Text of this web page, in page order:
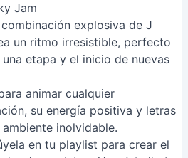
Jam
combinación explosiva de J
un ritmo irresistible, perfecto
etapa y el inicio de nuevas
animar cualquier
su energía positiva y letras
inolvidable.
en tu playlist para crear el